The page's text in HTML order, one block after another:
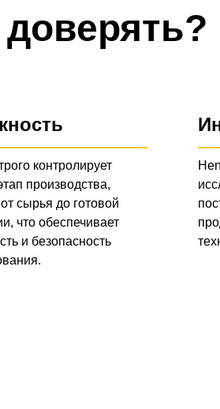
контролирует
производства,
сырья до готовой
что обеспечивает
и безопасность